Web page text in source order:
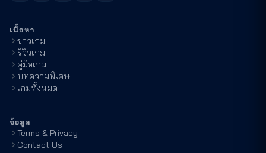
เนื้อหา
ข่าวเกม
รีวิวเกม
คู่มือเกม
บทความพิเศษ
เกมทั้งหมด
ข้อมูล
Terms & Privacy
Contact Us